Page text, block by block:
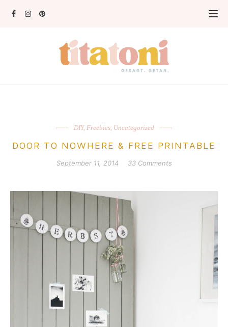
DIY, Freebies, Uncategorized
DOOR TO NOWHERE & FREE PRINTABLE
September 11, 2014 33 Comments